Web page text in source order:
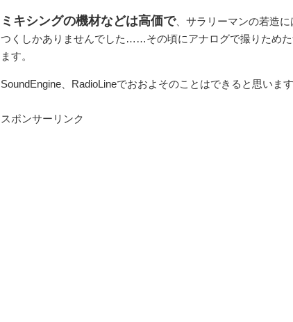
ミキシングの機材などは高価で、サラリーマンの若造
つくしかありませんでした……その頃にアナログで撮りため
ます。
SoundEngine、RadioLineでおおよそのことはできると思います
スポンサーリンク